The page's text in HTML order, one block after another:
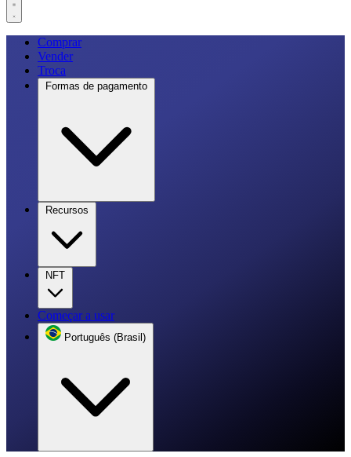
Comprar
Vender
Troca
Formas de pagamento
Recursos
NFT
Começar a usar
Português (Brasil)